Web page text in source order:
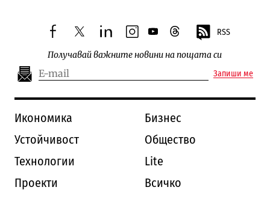
facebooktwitterlinkedininstagram
youtubethreads RSS
Получавай важните новини на пощата си
Запиши ме
Икономика
Бизнес
Устойчивост
Общество
Технологии
Lite
Проекти
Всичко